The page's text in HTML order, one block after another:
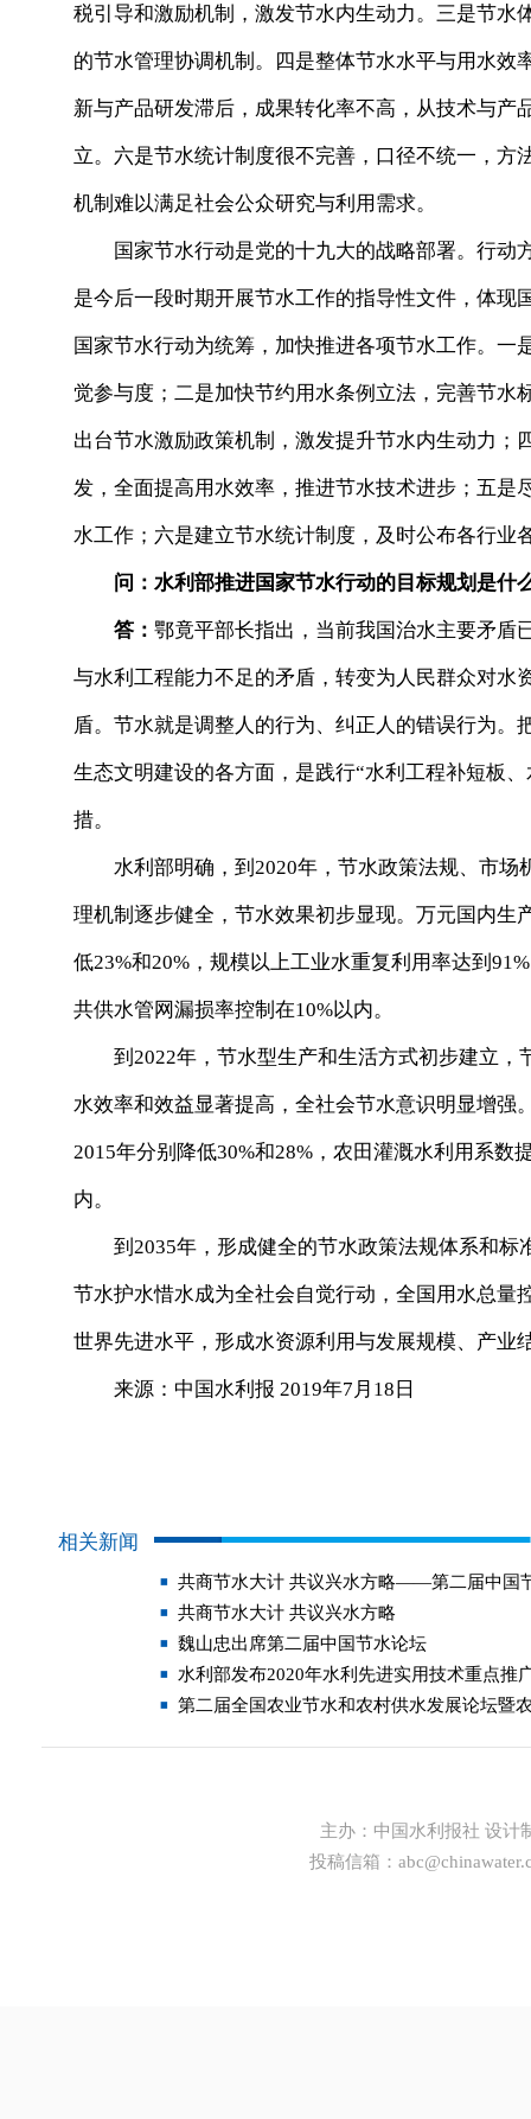
税引导和激励机制，激发节水内生动力。三是节
的节水管理协调机制。四是整体节水水平与用水
新与产品研发滞后，成果转化率不高，从技术与
立。六是节水统计制度很不完善，口径不统一，
机制难以满足社会公众研究与利用需求。
国家节水行动是党的十九大的战略部署。行动
是今后一段时期开展节水工作的指导性文件，体
国家节水行动为统筹，加快推进各项节水工作。
觉参与度；二是加快节约用水条例立法，完善节
出台节水激励政策机制，激发提升节水内生动力
发，全面提高用水效率，推进节水技术进步；五
水工作；六是建立节水统计制度，及时公布各行业
问：水利部推进国家节水行动的目标规划是什
答： 鄂竟平部长指出，当前我国治水主要矛盾
与水利工程能力不足的矛盾，转变为人民群众对
盾。节水就是调整人的行为、纠正人的错误行为
生态文明建设的各方面，是践行“水利工程补短板
措。
水利部明确，到2020年，节水政策法规、市场
理机制逐步健全，节水效果初步显现。万元国内生
低23%和20%，规模以上工业水重复利用率达到
共供水管网漏损率控制在10%以内。
到2022年，节水型生产和生活方式初步建立，
水效率和效益显著提高，全社会节水意识明显增
2015年分别降低30%和28%，农田灌溉水利用系数
内。
到2035年，形成健全的节水政策法规体系和标
节水护水惜水成为全社会自觉行动，全国用水总量
世界先进水平，形成水资源利用与发展规模、产业
来源：中国水利报 2019年7月18日
相关新闻
共商节水大计 共议兴水方略——第二届中国
共商节水大计 共议兴水方略
魏山忠出席第二届中国节水论坛
水利部发布2020年水利先进实用技术重点推
第二届全国农业节水和农村供水发展论坛暨
主办： 中国水利报社 设计
投稿信箱：